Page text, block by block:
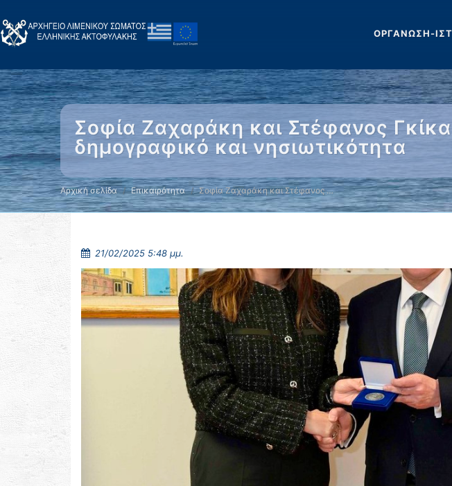
ΟΡΓΑΝΩΣΗ-
Σοφία Ζαχαράκη και Στέφανος
δημογραφικό και νησιωτικότητα
Αρχική σελίδα Επικαιρότητα Σοφία Ζαχαράκη και Στέφανος …
21/02/2025 5:48 μμ.